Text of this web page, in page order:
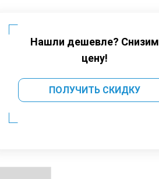
Нашли дешевле? Снизим
цену!
ПОЛУЧИТЬ СКИДКУ